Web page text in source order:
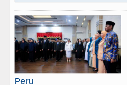
Peru